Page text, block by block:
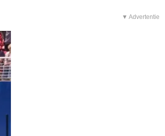
▼ Advertentie